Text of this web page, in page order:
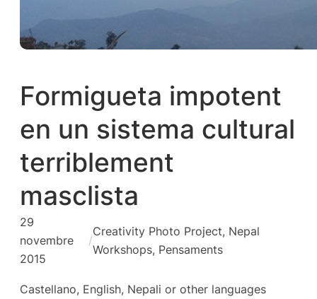
Formigueta impotent
en un sistema cultural
terriblement
masclista
29
novembre
2015
/
Creativity Photo Project, Nepal
Workshops, Pensaments
Castellano, English, Nepali or other languages